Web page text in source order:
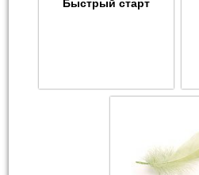
Быстрый старт